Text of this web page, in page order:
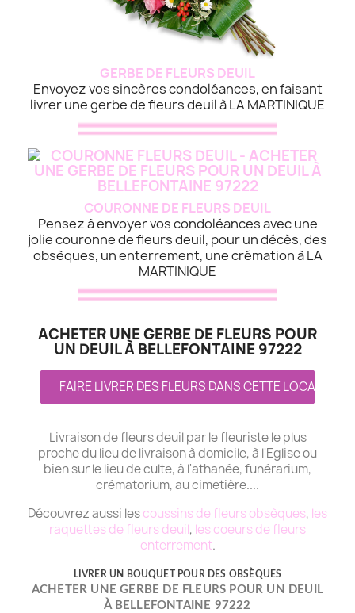
GERBE DE FLEURS DEUIL
Envoyez vos sincères condoléances, en faisant
livrer une gerbe de fleurs deuil à LA MARTINIQUE
COURONNE DE FLEURS DEUIL
Pensez à envoyer vos condoléances avec une
jolie couronne de fleurs deuil, pour un décès, des
obsèques, un enterrement, une crémation à LA
MARTINIQUE
ACHETER UNE GERBE DE FLEURS POUR
UN DEUIL À BELLEFONTAINE 97222
FAIRE LIVRER DES FLEURS DANS CETTE LOCALITE
Livraison de fleurs deuil par le fleuriste le plus
proche du lieu de livraison à domicile, à l'Eglise ou
bien sur le lieu de culte, à l'athanée, funérarium,
crématorium, au cimetière....
Découvrez aussi lescoussins de fleurs obsèques, les
raquettes de fleurs deuil, les coeurs de fleurs
enterrement.
LIVRER UN BOUQUET POUR DES OBSÈQUES
ACHETER UNE GERBE DE FLEURS POUR UN DEUIL
À BELLEFONTAINE 97222